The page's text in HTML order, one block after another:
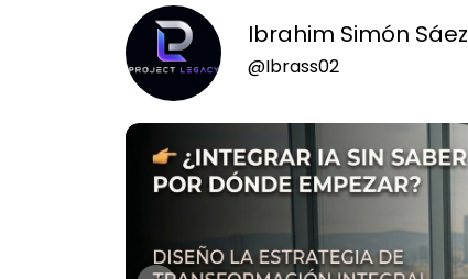
Ibrahim Simón Sáez
@Ibrass02